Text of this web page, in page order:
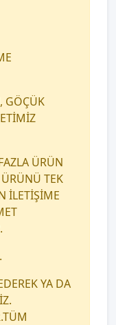
GÖÇÜK
ÜRÜN
TEK
İLETİŞİME
YA DA